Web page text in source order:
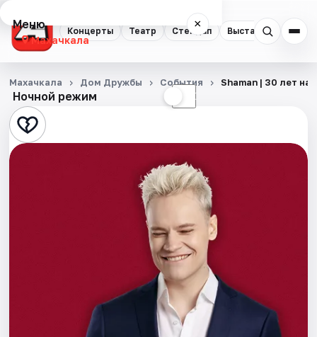
Концерты Театр Стендап Выставки
Меню ×
Махачкала
Концерты
Театр
Стендап
Ночной режим ☾
Махачкала Дом Дружбы События Shaman | 30 лет на